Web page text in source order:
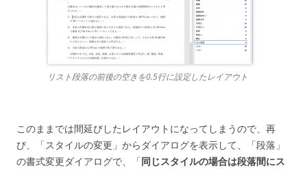
リスト段落の前後の空きを0.5行に設定したレイアウト
このままでは間延びしたレイアウトになってしまうので、再
び、「スタイルの変更」からダイアログを表示して、「段落」
の書式変更ダイアログで、「同じスタイルの場合は段落間にス